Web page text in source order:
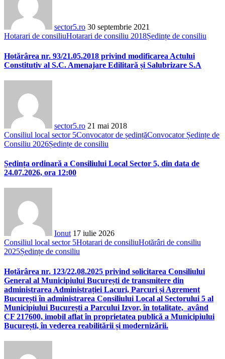
sector5.ro 30 septembrie 2021
Hotarari de consiliuHotarari de consiliu 2018Ședințe de consiliu
Hotărârea nr. 93/21.05.2018 privind modificarea Actului
Constitutiv al S.C. Amenajare Edilitară și Salubrizare S.A
sector5.ro 21 mai 2018
Consiliul local sector 5Convocator de ședințăConvocator Ședințe de
Consiliu 2026Ședințe de consiliu
Ședința ordinară a Consiliului Local Sector 5, din data de
24.07.2026, ora 12:00
Ionut 17 iulie 2026
Consiliul local sector 5Hotarari de consiliuHotărâri de consiliu
2025Ședințe de consiliu
Hotărârea nr. 123/22.08.2025 privind solicitarea Consiliului
General al Municipiului București de transmitere din
administrarea Administrației Lacuri, Parcuri și Agrement
București în administrarea Consiliului Local al Sectorului 5 al
Municipiului București a Parcului Izvor, în totalitate, având
CF 217600, imobil aflat în proprietatea publică a Municipiului
București, în vederea reabilitării și modernizării.